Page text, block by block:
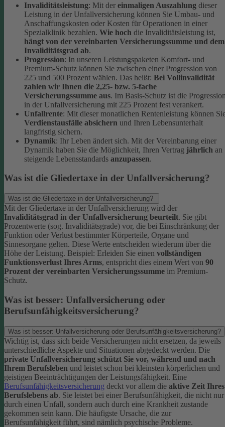
Invaliditätsleistung: Mit der einmaligen Auszahlung dieser
Leistung in der Unfallversicherung können Sie Umbau- und
Anschaffungskosten oder Kosten für Operationen in einer
Spezialklinik bezahlen. Wie hoch die Invaliditätsleistung ist,
hängt von der vereinbarten Versicherungssumme und dem
Invaliditätsgrad ab.
Progression: In unseren Leistungspaketen Komfort- und
Premium-Schutz können Sie zwischen einer Progression von
225 und 500 Prozent wählen. Das heißt: Bei Vollinvalidität
zahlen wir Ihnen die 2,25- bzw. 5-fache
Versicherungssumme aus. Im Basis-Schutz ist die
in der Unfallversicherung mit 225 Prozent fest verankert.
Unfallrente: Mit dieser monatlichen Rentenleistung können
Verdienstausfälle absichern und Ihren Lebensunterhalt
langfristig sichern.
Dynamik: Ihr Leben ändert sich. Mit der Vereinbarung einer
Dynamik haben Sie die Möglichkeit, Ihren Vertrag jährlich an
steigende Lebensstandards anzupassen.
Was ist die Gliedertaxe in der Unfallversicherung?
Was ist die Gliedertaxe in der Unfallversicherung?
Mit der Gliedertaxe in der Unfallversicherung wird der
Invaliditätsgrad in der Unfallversicherung beurteilt. Sie gibt
Prozentwerte (sog. Invaliditätsgrade) vor, die bei Einschränkung der
Funktion oder Verlust bestimmter Körperteile, Organe und
Sinnesorgane gelten. Diese Werte entscheiden wiederum über die
Höhe der Leistung. Beispiel: Erleiden Sie einen vollständigen
Funktionsverlust Ihres Arms, entspricht dies einem Wert von 90
Prozent der vereinbarten Versicherungssumme im Premium-
Schutz.
Was ist besser: Unfallversicherung oder
Berufsunfähigkeitsversicherung?
Was ist besser: Unfallversicherung oder Berufsunfähigkeitsversicherung?
Wichtig ist, dass sich beide Versicherungen nicht ersetzen, da jeweils
unterschiedliche Aspekte und Situationen abgedeckt werden. Die
private Unfallversicherung schützt Sie vor, während und nach
Ihrem Berufsleben und leistet schon bei kleinsten körperlichen und
geistigen Beeinträchtigungen der Leistungsfähigkeit. Eine
Berufsunfähigkeitsversicherung deckt vor allem die aktive Zeit Ihres
Berufslebens ab. Sie leistet bei einer Berufsunfähigkeit, die nicht nur
durch einen Unfall, sondern auch durch eine Krankheit zustande
gekommen sein kann. Die häufigste Ursache, die zur
Berufsunfähigkeit führt, sind nämlich psychische Probleme.